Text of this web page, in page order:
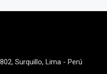
Surquillo, Lima - Perú